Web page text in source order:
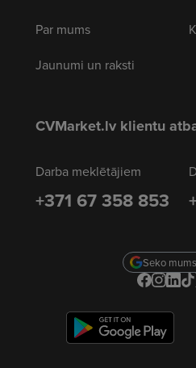
Par mums
Jaunumi un raksti
CVMarket.lv klientu
Darba meklētājiem
+371 67 358 853
Seko